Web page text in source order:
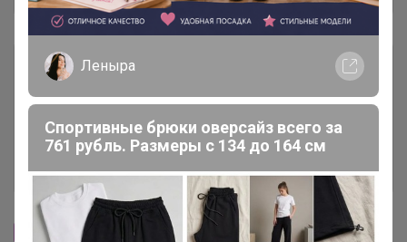
Условия участия
Ключевые даты
История проведённых выкупов
Cтраничка организатора
Леныра
Спортивные брюки оверсайз всего за
761 рубль. Размеры с 134 до 164 см